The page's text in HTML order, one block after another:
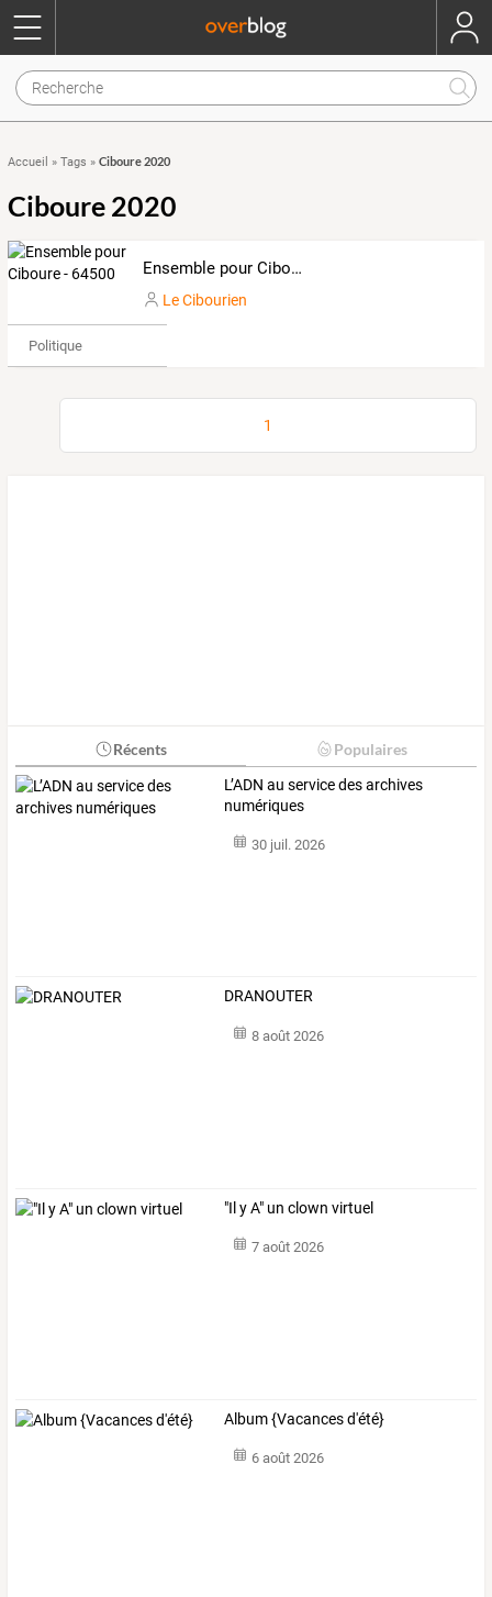
Accueil » Tags » Ciboure 2020
Ciboure 2020
Ensemble pour Ciboure - 64500
Le Cibourien
Politique
1
Récents Populaires
L’ADN au service des archives
numériques
30 juil. 2026
DRANOUTER
8 août 2026
"Il y A" un clown virtuel
7 août 2026
Album {Vacances d'été}
6 août 2026